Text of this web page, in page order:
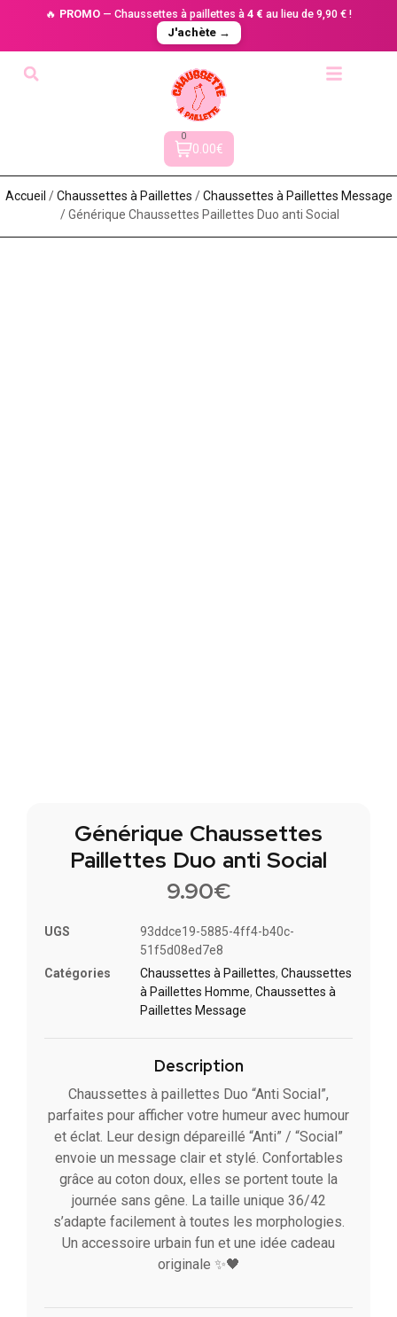
🔥 PROMO — Chaussettes à paillettes à 4 € au lieu de 9,90 € !
J'achète →
0
0.00€
Accueil /Chaussettes à Paillette​s /Chaussettes à Paillettes Message​
/ Générique Chaussettes Paillettes Duo anti Social
Générique Chaussettes
Paillettes Duo anti Social
9.90€
UGS
93ddce19-5885-4ff4-b40c-
51f5d08ed7e8
Catégories
Chaussettes à Paillette​s, Chaussettes
à Paillettes Homme, Chaussettes à
Paillettes Message​
Description
Chaussettes à paillettes Duo “Anti Social”,
parfaites pour afficher votre humeur avec humour
et éclat. Leur design dépareillé “Anti” / “Social”
envoie un message clair et stylé. Confortables
grâce au coton doux, elles se portent toute la
journée sans gêne. La taille unique 36/42
s’adapte facilement à toutes les morphologies.
Un accessoire urbain fun et une idée cadeau
originale ✨🖤